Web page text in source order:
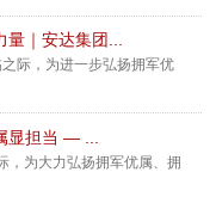
量｜安达集团...
际，为进一步弘扬拥军优
显担当 — ...
，为大力弘扬拥军优属、拥